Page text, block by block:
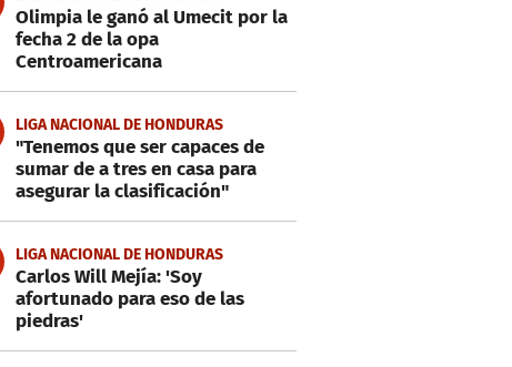
Olimpia le ganó al Umecit por la
fecha 2 de la opa
Centroamericana
LIGA NACIONAL DE HONDURAS
"Tenemos que ser capaces de
sumar de a tres en casa para
asegurar la clasificación"
LIGA NACIONAL DE HONDURAS
Carlos Will Mejía: 'Soy
afortunado para eso de las
piedras'